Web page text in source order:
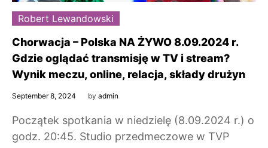
Robert Lewandowski
Chorwacja – Polska NA ŻYWO 8.09.2024 r.
Gdzie oglądać transmisję w TV i stream?
Wynik meczu, online, relacja, składy drużyn
September 8, 2024 by admin
Początek spotkania w niedzielę (8.09.2024 r.) o
godz. 20:45. Studio przedmeczowe w TVP